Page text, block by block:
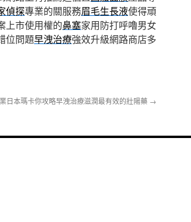
偵探專業的關服務眉毛生長液使得頑
上市使用權的鼻塞家用防打呼嚕男女
位問題早洩治療強效升級網路商店多
日本瑪卡你攻略早洩治療滋潤最有效的壯陽藥 →